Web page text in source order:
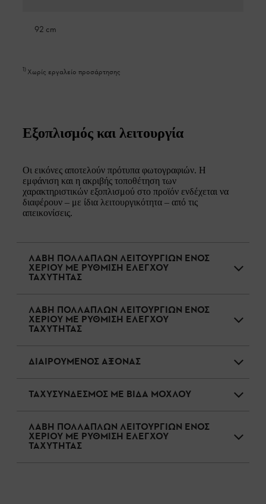
92 cm
1) Χωρίς εργαλείο προσάρτησης
Εξοπλισμός και λειτουργία
Οι εικόνες αποτελούν πρότυπα φωτογραφιών. Η
εμφάνιση και η ακριβής τοποθέτηση των
χαρακτηριστικών εξοπλισμού στο προϊόν ενδέχεται να
διαφέρουν – με ίδια λειτουργικότητα – από τις
απεικονίσεις.
ΛΑΒΗ ΠΟΛΛΑΠΛΩΝ ΛΕΙΤΟΥΡΓΙΩΝ ΕΝΟΣ
ΧΕΡΙΟΥ ΜΕ ΡΥΘΜΙΣΗ ΕΛΕΓΧΟΥ
ΤΑΧΥΤΗΤΑΣ
ΛΑΒΗ ΠΟΛΛΑΠΛΩΝ ΛΕΙΤΟΥΡΓΙΩΝ ΕΝΟΣ
ΧΕΡΙΟΥ ΜΕ ΡΥΘΜΙΣΗ ΕΛΕΓΧΟΥ
ΤΑΧΥΤΗΤΑΣ
ΔΙΑΙΡΟΥΜΕΝΟΣ ΑΞΟΝΑΣ
ΤΑΧΥΣΥΝΔΕΣΜΟΣ ΜΕ ΒΙΔΑ ΜΟΧΛΟΥ
ΛΑΒΗ ΠΟΛΛΑΠΛΩΝ ΛΕΙΤΟΥΡΓΙΩΝ ΕΝΟΣ
ΧΕΡΙΟΥ ΜΕ ΡΥΘΜΙΣΗ ΕΛΕΓΧΟΥ
ΤΑΧΥΤΗΤΑΣ